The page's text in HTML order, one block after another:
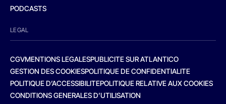
PODCASTS
LEGAL
CGVMENTIONS LEGALESPUBLICITE SUR ATLANTICO
GESTION DES COOKIESPOLITIQUE DE CONFIDENTIALITE
POLITIQUE D’ACCESSIBILITEPOLITIQUE RELATIVE AUX COOKIES
CONDITIONS GENERALES D’UTILISATION